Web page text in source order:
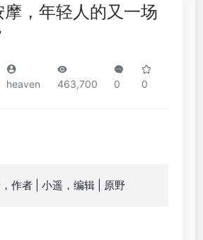
，年轻人的又一场
heaven 463,700 0 0
作者 | 小遥，编辑 | 原野